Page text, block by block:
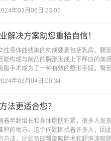
年03月06日 23:05
解决方案助您重拾自信！
性身体曲线美的构成要素包括乳房、腰
能构成与前凸的胸部形成上下呼应的美
脂手术成为了一种有效的整形手段。臀
年02月04日 00:34
法更适合您？
着年龄增长和身体脂肪积累，很多人发
积的地方。这个问题困扰着许多人，因
方法，比如负压臀部吸脂术和超声波吸